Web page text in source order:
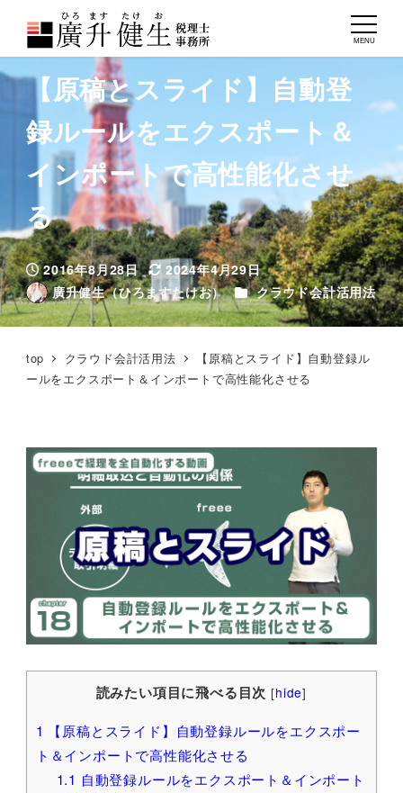
MENU
【原稿とスライド】自動登
録ルールをエクスポート＆
インポートで高性能化させ
る
投稿日
2016年8月28日
更新日
2024年4月29日
著
者
廣升健生（ひろますたけお） カテゴリー
クラウド会計活用法
top クラウド会計活用法
【原稿とスライド】自動登録ル
ールをエクスポート＆インポートで高性能化させる
読みたい項目に飛べる目次 [hide]
1
【原稿とスライド】自動登録ルールをエクスポー
ト＆インポートで高性能化させる
1.1 自動登録ルールをエクスポート＆インポート